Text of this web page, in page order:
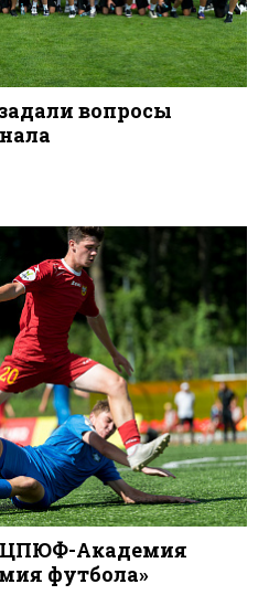
вопросы
ЦПЮФ-Академия
футбола»